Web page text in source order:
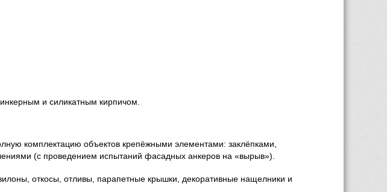
и силикатным кирпичом.
комплектацию объектов крепёжными элементами: заклёпками,
(с проведением испытаний фасадных анкеров на «вырыв»).
откосы, отливы, парапетные крышки, декоративные нащелники и